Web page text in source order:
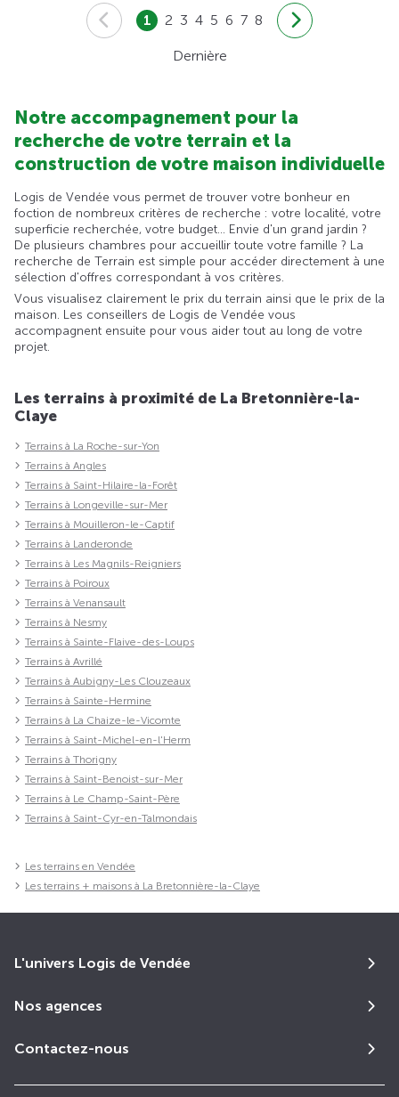
1 2 3 4 5 6 7 8
Dernière
Notre accompagnement pour la
recherche de votre terrain et la
construction de votre maison individuelle
Logis de Vendée vous permet de trouver votre bonheur en
foction de nombreux critères de recherche : votre localité, votre
superficie recherchée, votre budget... Envie d'un grand jardin ?
De plusieurs chambres pour accueillir toute votre famille ? La
recherche de Terrain est simple pour accéder directement à une
sélection d'offres correspondant à vos critères.
Vous visualisez clairement le prix du terrain ainsi que le prix de la
maison. Les conseillers de Logis de Vendée vous
accompagnent ensuite pour vous aider tout au long de votre
projet.
Les terrains à proximité de La Bretonnière-la-
Claye
Terrains à La Roche-sur-Yon
Terrains à Angles
Terrains à Saint-Hilaire-la-Forêt
Terrains à Longeville-sur-Mer
Terrains à Mouilleron-le-Captif
Terrains à Landeronde
Terrains à Les Magnils-Reigniers
Terrains à Poiroux
Terrains à Venansault
Terrains à Nesmy
Terrains à Sainte-Flaive-des-Loups
Terrains à Avrillé
Terrains à Aubigny-Les Clouzeaux
Terrains à Sainte-Hermine
Terrains à La Chaize-le-Vicomte
Terrains à Saint-Michel-en-l'Herm
Terrains à Thorigny
Terrains à Saint-Benoist-sur-Mer
Terrains à Le Champ-Saint-Père
Terrains à Saint-Cyr-en-Talmondais
Les terrains en Vendée
Les terrains + maisons à La Bretonnière-la-Claye
L'univers Logis de Vendée
Nos agences
Contactez-nous